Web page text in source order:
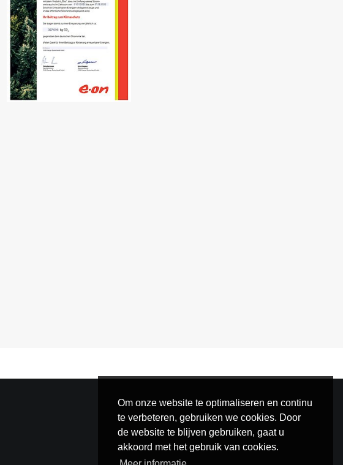
Om onze website te optimaliseren en continu
te verbeteren, gebruiken we cookies. Door
de website te blijven gebruiken, gaat u
akkoord met het gebruik van cookies.